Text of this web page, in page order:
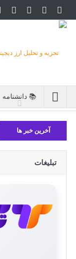
📚 دانشنامه
آخرین خبر ها
تبلیغات